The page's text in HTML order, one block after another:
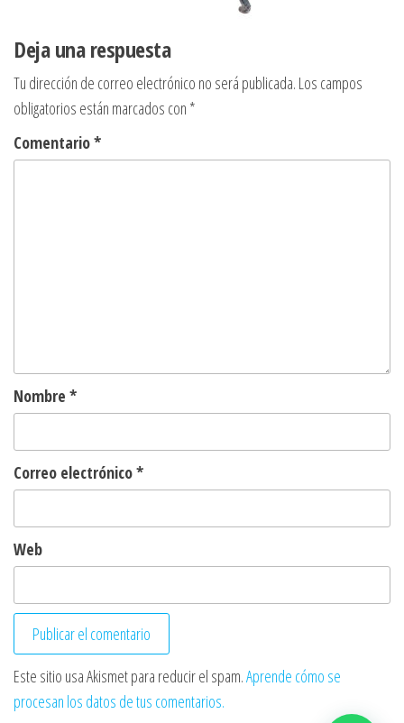
Deja una respuesta
Tu dirección de correo electrónico no será publicada. Los campos
obligatorios están marcados con *
Comentario*
Nombre *
Correo electrónico*
Web
Este sitio usa Akismet para reducir el spam.Aprende cómo se
procesan los datos de tus comentarios.